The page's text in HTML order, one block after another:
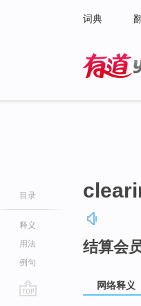
词典
目录
释义
用法
例句
结算会
网络释义